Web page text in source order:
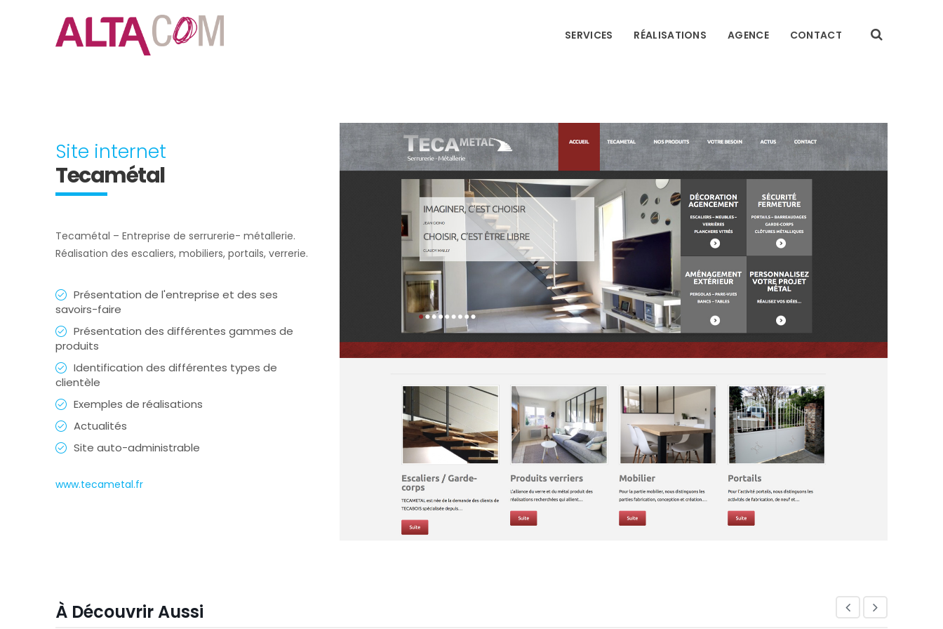
SERVICES RÉALISATIONS AGENCE CONTACT
Site internet
Tecamétal
Tecamétal – Entreprise de serrurerie- métallerie.
Réalisation des escaliers, mobiliers, portails, verrerie.
Présentation de l'entreprise et des ses
savoirs-faire
Présentation des différentes gammes de
produits
Identification des différentes types de
clientèle
Exemples de réalisations
Actualités
Site auto-administrable
www.tecametal.fr
À Découvrir Aussi